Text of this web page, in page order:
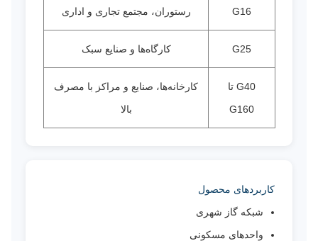
G16 رستوران، مجتمع تجاری و اداری
G25 کارگاه‌ها و صنایع سبک
G40 تا
G160
کارخانه‌ها، صنایع و مراکز با مصرف
بالا
کاربردهای محصول
شبکه گاز شهری
واحدهای مسکونی